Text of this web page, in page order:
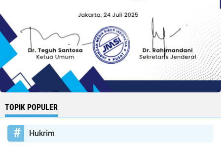
TOPIK POPULER
Hukrim